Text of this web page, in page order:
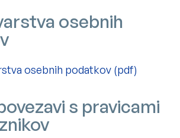
osebnih
osebnih podatkov (pdf)
s pravicami